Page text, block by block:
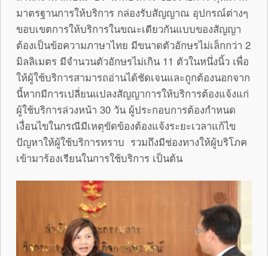
มาตรฐานการให้บริการ กล่องรับสัญญาณ อุปกรณ์ต่างๆ
ขอบเขตการให้บริการในขณะเดียวกันแบบของสัญญา
ต้องเป็นข้อความภาษาไทย มีขนาดตัวอักษรไม่เล็กกว่า 2
มิลลิเมตร มีจำนวนตัวอักษรไม่เกิน 11 ตัวในหนึ่งนิ้ว เพื่อ
ให้ผู้ใช้บริการสามารถอ่านได้ชัดเจนและถูกต้องนอกจาก
นี้หากมีการเปลี่ยนแปลงสัญญาการให้บริการต้องแจ้งแก่
ผู้ใช้บริการล่วงหน้า 30 วัน ผู้ประกอบการต้องกำหนด
เงื่อนไขในกรณีมีเหตุขัดข้องต้องแจ้งระยะเวลาแก้ไข
ปัญหาให้ผู้ใช้บริการทราบ รวมถึงมีช่องทางให้ผู้บริโภค
เข้ามาร้องเรียนในการใช้บริการ เป็นต้น